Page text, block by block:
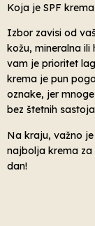
Koja je SPF
Izbor zavisi od
kožu, mineralna
vam je prioritet
krema je pun
oznake, jer
bez štetnih
Na kraju, važno
najbolja krema za
dan!